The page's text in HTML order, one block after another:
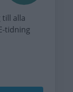
till alla
tidning